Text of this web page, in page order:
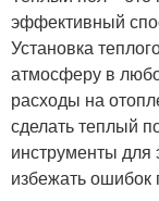
эффективный
Установка
атмосферу в
расходы на
сделать теплый
инструменты для
избежать ошибок